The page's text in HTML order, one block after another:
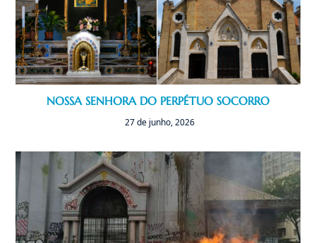
NOSSA SENHORA DO PERPÉTUO SOCORRO
27 de junho, 2026